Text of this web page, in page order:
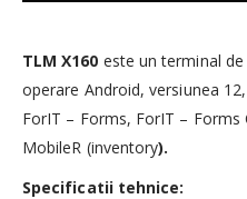
TLM X160 este un terminal
operare Android, versiunea
ForIT – Forms, ForIT – Forms
MobileR (inventory).
Specificatii tehnice: